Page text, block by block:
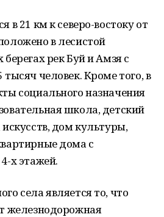
в 21 км к северо-востоку от
в лесистой
рек Буй и Амзя с
человек. Кроме того, в
социального назначения
школа, детский
дом культуры,
дома с
х этажей.
села является то, что
железнодорожная